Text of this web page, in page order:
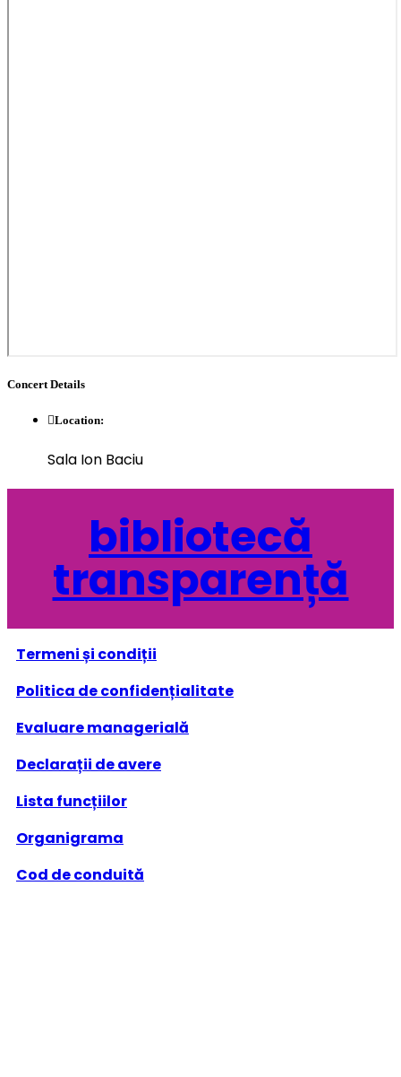
ConcertDetails
Location:
Sala Ion Baciu
bibliotecă
transparență
Termeni și condiții
Politica de confidențialitate
Evaluare managerială
Declarații de avere
Lista funcțiilor
Organigrama
Cod de conduită